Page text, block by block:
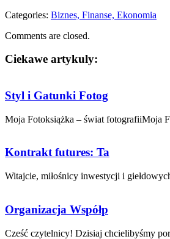
Categories: Biznes, Finanse, Ekonomia
Comments are closed.
Ciekawe artykuly:
Styl i Gatunki Fotog
Moja Fotoksiążka – świat fotografiiMoja
Kontrakt futures: Ta
Witajcie,⁣ miłośnicy inwestycji i
Organizacja Współp
Cześć czytelnicy! Dzisiaj chcielibyśmy‌